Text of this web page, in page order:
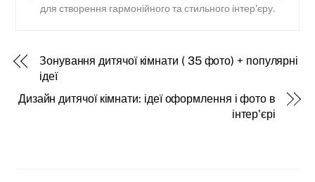
для створення гармонійного та стильного інтер’єру.
Зонування дитячої кімнати ( 35 фото) + популярні
ідеї
Дизайн дитячої кімнати: ідеї оформлення і фото в
інтер’єрі